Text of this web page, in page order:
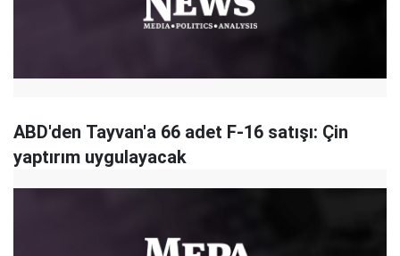
ABD'den Tayvan'a 66 adet F-16 satışı: Çin
yaptırım uygulayacak